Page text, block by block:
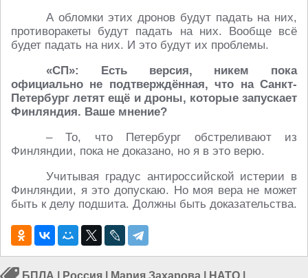
А обломки этих дронов будут падать на них,
противоракеты будут падать на них. Вообще всё
будет падать на них. И это будут их проблемы.
«СП»: Есть версия, никем пока
официально не подтверждённая, что на Санкт-
Петербург летят ещё и дроны, которые запускает
Финляндия. Ваше мнение?
– То, что Петербург обстреливают из
Финляндии, пока не доказано, но я в это верю.
Учитывая градус антироссийской истерии в
Финляндии, я это допускаю. Но моя вера не может
быть к делу подшита. Должны быть доказательства.
БПЛА Россия Мария Захарова НАТО